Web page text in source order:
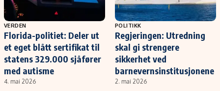
VERDEN
Florida-politiet: Deler ut
et eget blått sertifikat til
statens 329.000 sjåfører
med autisme
4. mai 2026
POLITIKK
Regjeringen: Utredning
skal gi strengere
sikkerhet ved
barnevernsinstitusjonene
2. mai 2026